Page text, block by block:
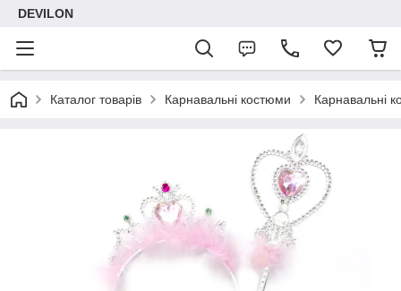
DEVILON
Каталог товарів Карнавальні костюми Карнавальні